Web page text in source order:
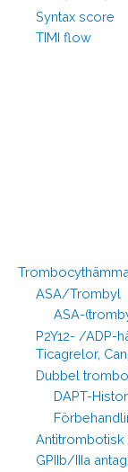
Syntax score
TIMI flow
ASA/Trombyl
ASA-
P2Y12- /ADP-
Ticagrelor,
Dubbel
DAPT-
Antitrombotisk
GPIIb/IIIa